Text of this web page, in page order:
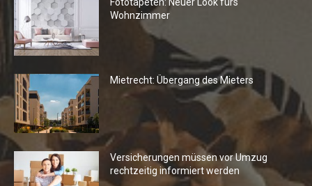
Wohnzimmer
Mietrecht: Übergang des Mieters
Versicherungen müssen vor Umzug
rechtzeitig informiert werden